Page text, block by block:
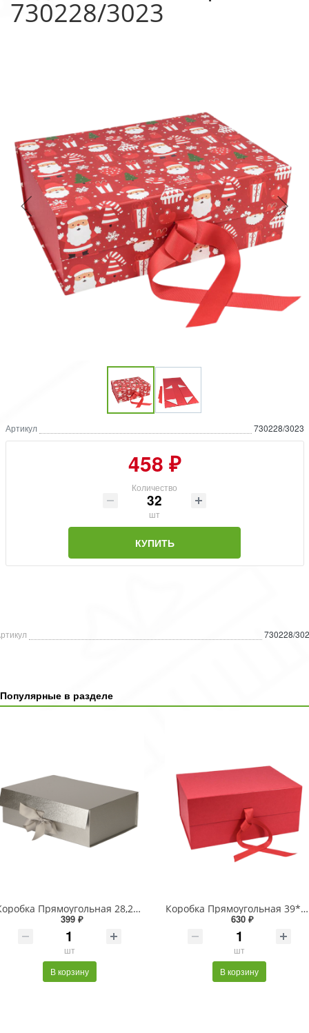
730228/3023
Артикул 730228/3023
458 ₽
Количество
шт
КУПИТЬ
730228/
Популярные в разделе
Коробка Прямоугольная 28,2*20*9,2 складная на магнитах "Люкс" Серебряный 1/48
399 ₽
шт
В корзину
Коробка Прямоугольная 39*28*17,8 складная на магнитах "Люкс" Красный 1/24
630 ₽
шт
В корзину